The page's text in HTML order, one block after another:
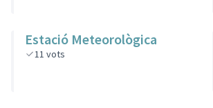
Estació Meteorològica
11 vots